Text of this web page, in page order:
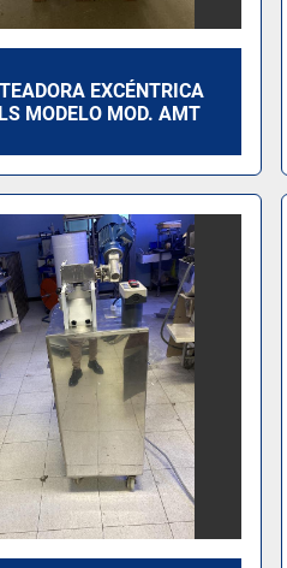
EXCÉNTRICA
MODELO MOD. AMT